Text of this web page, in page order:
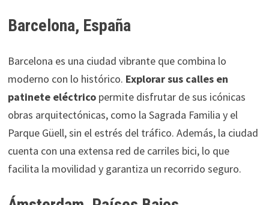
Barcelona, España
Barcelona es una ciudad vibrante que combina lo
moderno con lo histórico. Explorar sus calles en
patinete eléctricopermite disfrutar de sus icónicas
obras arquitectónicas, como la Sagrada Familia y el
Parque Güell, sin el estrés del tráfico. Además, la ciudad
cuenta con una extensa red de carriles bici, lo que
facilita la movilidad y garantiza un recorrido seguro.